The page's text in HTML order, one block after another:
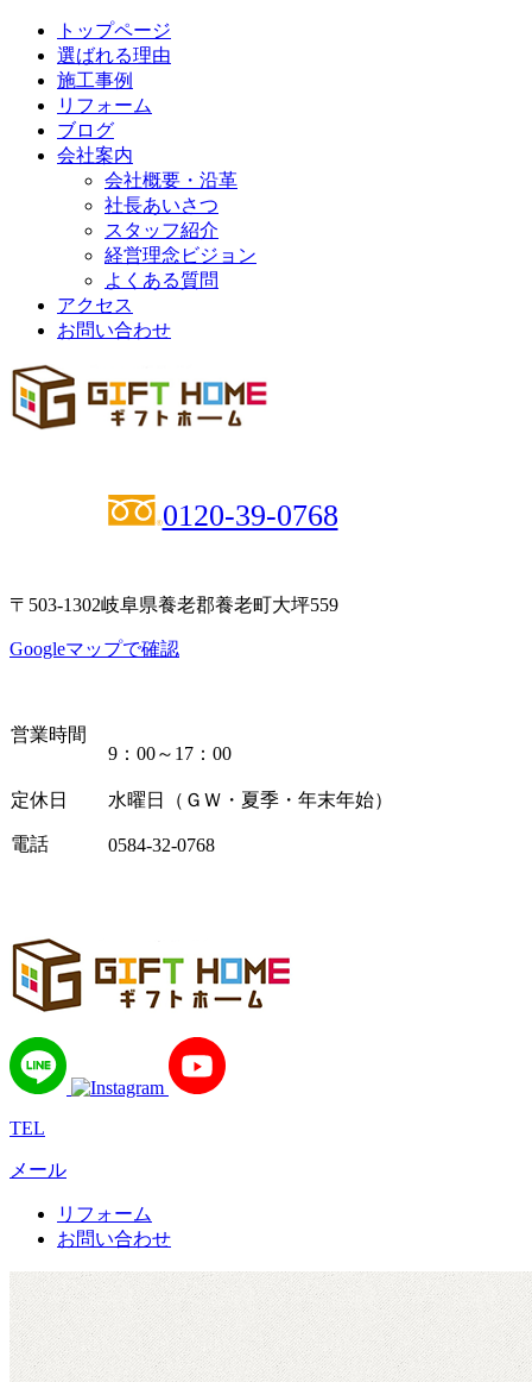
トップページ
選ばれる理由
施工事例
リフォーム
ブログ
会社案内
会社概要・沿革
社長あいさつ
スタッフ紹介
経営理念ビジョン
よくある質問
アクセス
お問い合わせ
0120-39-0768
〒503-1302岐阜県養老郡養老町大坪559
Googleマップで確認
営業時間
9：00～17：00
定休日 水曜日（ＧＷ・夏季・年末年始）
電話 0584-32-0768
TEL
メール
リフォーム
お問い合わせ